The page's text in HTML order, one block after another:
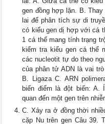
gen đồng hợp lặn. B.
lai để phân tích sự di
có kiểu gen dị hợp với cá
1 cá thể mang tính trạng
kiểm tra kiểu gen cá thể
các nucleotit tự do theo
của phân tử ADN là vai
B. Ligaza C. ARN
biến điểm là đột biến: A.
quan đến một gen trên
C. Xảy ra ở đồng thời
cặp Nu trên gen Câu 39.